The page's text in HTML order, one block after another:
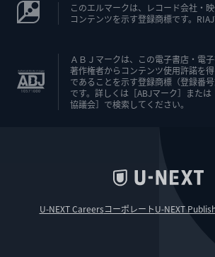
このエルマークは、レコード会社・
コンテンツを示す登録商標です。
ＡＢＪマークは、この電子書店・電子
著作権者からコンテンツ使用許諾を
であることを示す登録商標（登録番号
です。詳しくは［ABJマーク］また
協議会］で検索してください。
U-NEXT CareersコーポレートU-NEXT